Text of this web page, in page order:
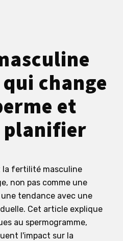
change
et
planifier
la fertilité masculine
non pas comme une
tendance avec une
Cet article explique
au spermogramme,
l'impact sur la